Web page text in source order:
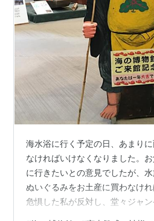
海水浴に行く予定の日、あまり
なければいけなくなりました。
に行きたいとの意見でしたが、
ぬいぐるみをお土産に買わなけ
危惧した私が反対し、堂々ジャ